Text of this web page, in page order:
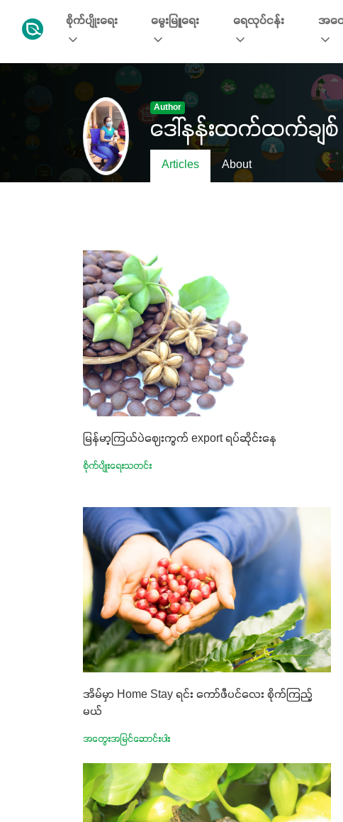
စိုက်ပျိုးရေး မွေးမြူရေး ရေလုပ်ငန်း အထွ
Author
ဒေါ်နန်းထက်ထက်ချစ်
Articles About
မြန်မာ့ကြယ်ပဲဈေးကွက် export ရပ်ဆိုင်းနေ
စိုက်ပျိုးရေးသတင်း
အိမ်မှာ Home Stay ရင်း ကော်ဖီပင်လေး စိုက်ကြည့်
မယ်
အတွေးအမြင်ဆောင်းပါး